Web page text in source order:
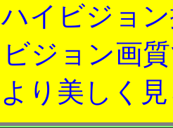
イビジョ
ジョン画
より美しく